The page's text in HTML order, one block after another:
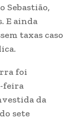
Sebastião,
E ainda
taxas caso
foi
feira
da
sete